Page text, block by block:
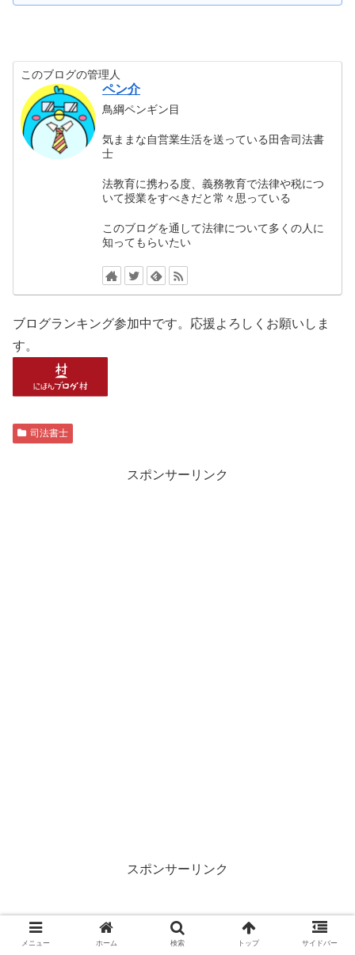
このブログの管理人
ペン介
鳥綱ペンギン目
気ままな自営業生活を送っている田舎司法書
士
法教育に携わる度、義務教育で法律や税につ
いて授業をすべきだと常々思っている
このブログを通して法律について多くの人に
知ってもらいたい
ブログランキング参加中です。応援よろしくお願いしま
す。
司法書士
スポンサーリンク
スポンサーリンク
メニュー ホーム 検索 トップ サイドバー